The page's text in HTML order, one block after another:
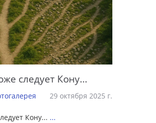
следует Кону...
29 октября 2025 г.
Кону... ...